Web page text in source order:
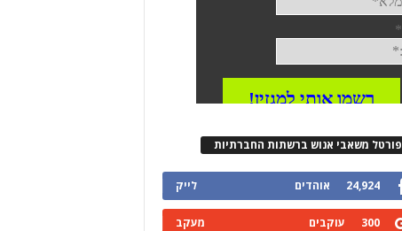
פורטל משאבי אנוש ברשתות החברתיות
24,924 אוהדים לייק
300 עוקבים מעקב